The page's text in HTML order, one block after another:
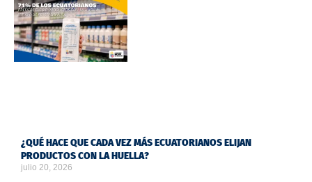
¿QUÉ HACE QUE CADA VEZ MÁS ECUATORIANOS ELIJAN
PRODUCTOS CON LA HUELLA?
julio 20, 2026